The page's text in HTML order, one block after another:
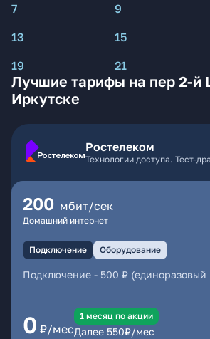
7
9
13
15
19
21
Лучшие тарифы на пер 2-й
Иркутске
Ростелеком
Технологии доступа. Тест-
200 мбит/сек
Домашний интернет
Подключение Оборудование
Подключение - 500 ₽ (единоразовый
0 ₽/мес
1 месяц по акции
Далее 550₽/мес